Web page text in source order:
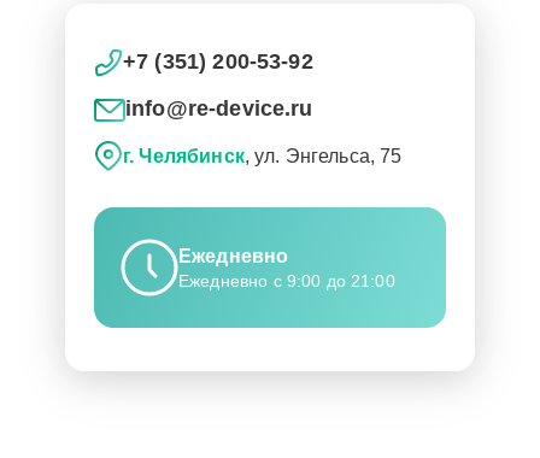
+7 (351) 200-53-92
info@re-device.ru
г. Челябинск, ул. Энгельса, 75
Ежедневно
Ежедневно с 9:00 до 21:00